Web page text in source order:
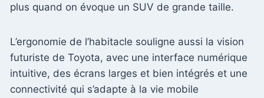
plus quand on évoque un SUV de grande taille.
L’ergonomie de l’habitacle souligne aussi la vision
futuriste de Toyota, avec une interface numérique
intuitive, des écrans larges et bien intégrés et une
connectivité qui s’adapte à la vie mobile